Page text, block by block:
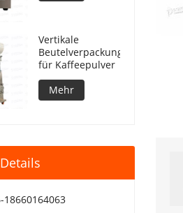
Vertikale
Beutelverpackungsmaschine
für Kaffeepulver
Mehr
18660164063